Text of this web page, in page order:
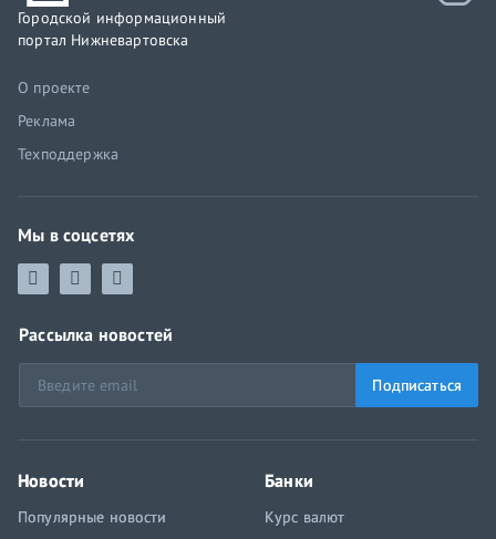
Городской информационный
портал Нижневартовска
О проекте
Реклама
Техподдержка
Мы в соцсетях
Рассылка новостей
Подписаться
Новости
Популярные новости
Банки
Курс валют